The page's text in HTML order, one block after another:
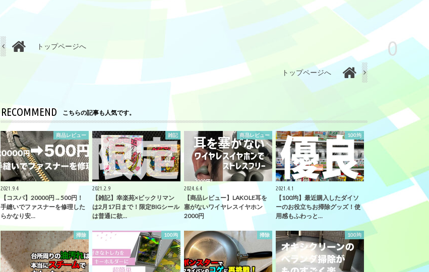
トップページへ
トップページへ
RECOMMEND こちらの記事も人気です。
商品レビュー
2021.9.4
【コスパ】20000円→500円！
手縫いでファスナーを修理した
らかなり安…
雑記
2021.2.9
【雑記】幸楽苑×ビックリマン
は2月17日まで！限定BIGシール
は普通に欲…
商品レビュー
2024.6.4
【商品レビュー】LAKOLE耳を
塞がないワイヤレスイヤホン
2000円
100均
2021.4.1
【100均】最近購入したダイソ
ーのお役立ちお掃除グッズ！使
用感もふわっと…
掃除 100均 掃除 100均